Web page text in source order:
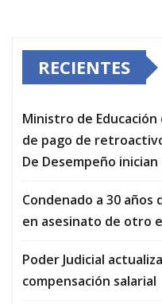
RECIENTES
Ministro de
de pago de
De Desempeño
Condenado a 30
en asesinato de otro
Poder Judicial
compensación salarial